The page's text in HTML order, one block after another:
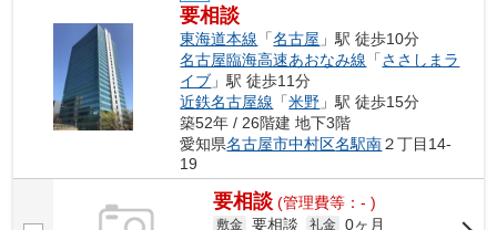
要相談
東海道本線 「名古屋 」駅 徒歩10分
名古屋臨海高速あおなみ線 「ささしまラ
イブ 」駅 徒歩11分
近鉄名古屋線 「米野 」駅 徒歩15分
築52年 / 26階建 地下3階
愛知県名古屋市中村区名駅南２丁目14-
19
要相談 (管理費等：- )
敷金 要相談 礼金 0ヶ月